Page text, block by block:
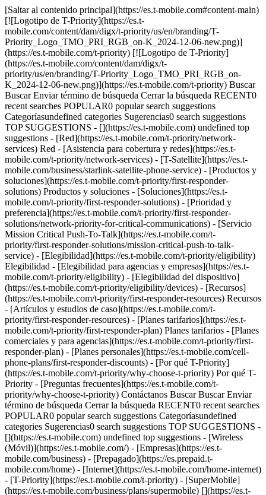
[Saltar al contenido principal](https://es.t-mobile.com#content-main)
[![Logotipo de T-Priority](https://es.t-
mobile.com/content/dam/digx/t-priority/us/en/branding/T-
Priority_Logo_TMO_PRI_RGB_on-K_2024-12-06-new.png)]
(https://es.t-mobile.com/t-priority) [![Logotipo de T-Priority]
(https://es.t-mobile.com/content/dam/digx/t-
priority/us/en/branding/T-Priority_Logo_TMO_PRI_RGB_on-
K_2024-12-06-new.png)](https://es.t-mobile.com/t-priority) Buscar
Buscar Enviar término de búsqueda Cerrar la búsqueda RECENT0
recent searches POPULAR0 popular search suggestions
Categoríasundefined categories Sugerencias0 search suggestions
TOP SUGGESTIONS - [](https://es.t-mobile.com) undefined top
suggestions - [Red](https://es.t-mobile.com/t-priority/network-
services) Red - [Asistencia para cobertura y redes](https://es.t-
mobile.com/t-priority/network-services) - [T-Satellite](https://es.t-
mobile.com/business/starlink-satellite-phone-service) - [Productos y
soluciones](https://es.t-mobile.com/t-priority/first-responder-
solutions) Productos y soluciones - [Soluciones](https://es.t-
mobile.com/t-priority/first-responder-solutions) - [Prioridad y
preferencia](https://es.t-mobile.com/t-priority/first-responder-
solutions/network-priority-for-critical-communications) - [Servicio
Mission Critical Push-To-Talk](https://es.t-mobile.com/t-
priority/first-responder-solutions/mission-critical-push-to-talk-
service) - [Elegibilidad](https://es.t-mobile.com/t-priority/eligibility)
Elegibilidad - [Elegibilidad para agencias y empresas](https://es.t-
mobile.com/t-priority/eligibility) - [Elegibilidad del dispositivo]
(https://es.t-mobile.com/t-priority/eligibility/devices) - [Recursos]
(https://es.t-mobile.com/t-priority/first-responder-resources) Recursos
- [Artículos y estudios de caso](https://es.t-mobile.com/t-
priority/first-responder-resources) - [Planes tarifarios](https://es.t-
mobile.com/t-priority/first-responder-plan) Planes tarifarios - [Planes
comerciales y para agencias](https://es.t-mobile.com/t-priority/first-
responder-plan) - [Planes personales](https://es.t-mobile.com/cell-
phone-plans/first-responder-discounts) - [Por qué T-Priority]
(https://es.t-mobile.com/t-priority/why-choose-t-priority) Por qué T-
Priority - [Preguntas frecuentes](https://es.t-mobile.com/t-
priority/why-choose-t-priority) Contáctanos Buscar Buscar Enviar
término de búsqueda Cerrar la búsqueda RECENT0 recent searches
POPULAR0 popular search suggestions Categoríasundefined
categories Sugerencias0 search suggestions TOP SUGGESTIONS -
[](https://es.t-mobile.com) undefined top suggestions - [Wireless
(Móvil)](https://es.t-mobile.com/) - [Empresas](https://es.t-
mobile.com/business) - [Prepagado](https://es.prepaid.t-
mobile.com/home) - [Internet](https://es.t-mobile.com/home-internet)
- [T-Priority](https://es.t-mobile.com/t-priority) - [SuperMobile]
(https://es.t-mobile.com/business/plans/supermobile) [](https://es.t-